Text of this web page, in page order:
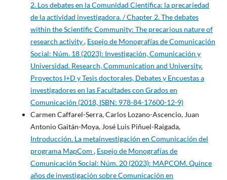
2. Los debates en la Comunidad Científica: la precariedad
de la actividad investigadora. / Chapter 2. The debates
within the Scientific Community: The precarious nature of
research activity, Espejo de Monografías de Comunicación
Social: Núm. 18 (2023): Investigación, Comunicación y
Universidad. Research, Communication and University.
Proyectos I+D y Tesis doctorales, Debates y Encuestas a
investigadores en las Facultades con Grados en
Comunicación (2018, ISBN: 978-84-17600-12-9)
Carmen Caffarel-Serra, Carlos Lozano-Ascencio, Juan
Antonio Gaitán-Moya, José Luis Piñuel-Raigada,
Introducción. La metainvestigación en Comunicación del
programa MapCom , Espejo de Monografías de
Comunicación Social: Núm. 20 (2023): MAPCOM. Quince
años de investigación sobre Comunicación en